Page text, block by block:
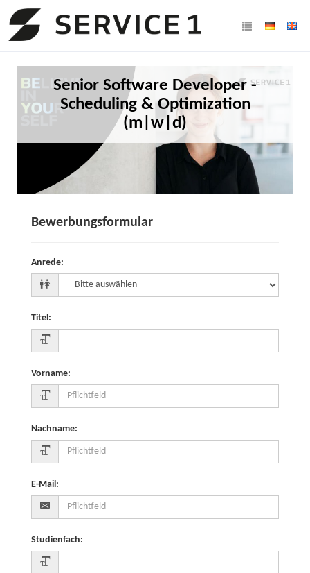
Senior Software Developer -
Scheduling & Optimization
(m|w|d)
Bewerbungsformular
Anrede:
Titel:
Vorname:
Nachname:
E-Mail:
Studienfach: